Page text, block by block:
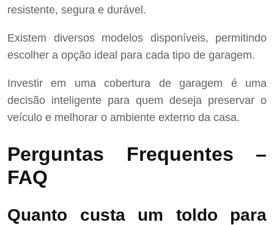
resistente, segura e durável.
Existem diversos modelos disponíveis, permitindo
escolher a opção ideal para cada tipo de garagem.
Investir em uma cobertura de garagem é uma
decisão inteligente para quem deseja preservar o
veículo e melhorar o ambiente externo da casa.
Perguntas Frequentes –
FAQ
Quanto custa um toldo para